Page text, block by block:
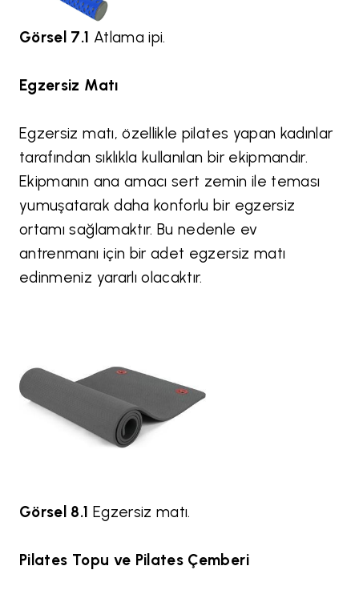
Görsel 7.1 Atlama ipi.
Egzersiz Matı
Egzersiz matı, özellikle pilates yapan kadınlar
tarafından sıklıkla kullanılan bir ekipmandır.
Ekipmanın ana amacı sert zemin ile teması
yumuşatarak daha konforlu bir egzersiz
ortamı sağlamaktır. Bu nedenle ev
antrenmanı için bir adet egzersiz matı
edinmeniz yararlı olacaktır.
Görsel 8.1 Egzersiz matı.
Pilates Topu ve Pilates Çemberi